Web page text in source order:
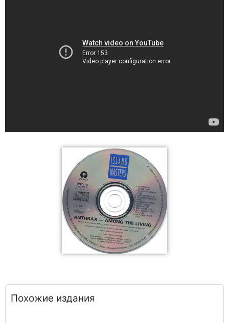
Похожие издания